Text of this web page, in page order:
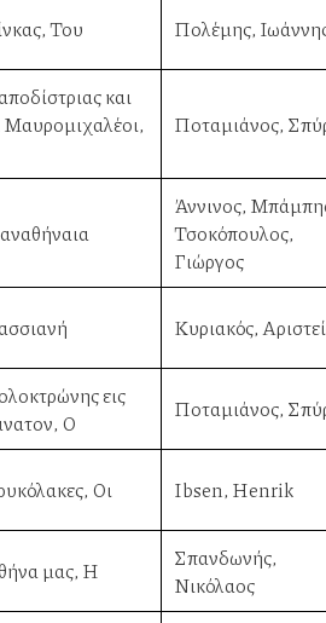
Του Πολέμης,
και
Μαυρομιχαλέοι,
Ποταμιάνος,
Άννινος,
Τσοκόπουλος,
Γιώργος
Κυριακός,
εις
Ο
Ποταμιάνος,
Οι Ibsen, Henrik
μας, Η
Σπανδωνής,
Νικόλαος